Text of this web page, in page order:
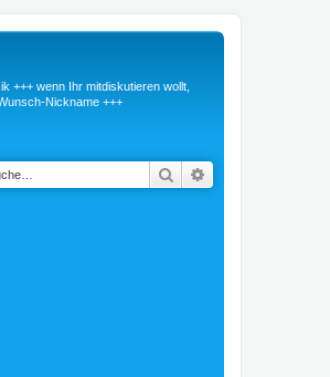
+++ wenn Ihr mitdiskutieren wollt,
Nickname +++
Suche